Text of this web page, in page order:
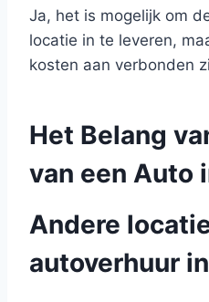
Ja, het is mogelijk om
locatie in te leveren,
kosten aan verbonden
Het Belang
van een Auto
Andere
autoverhuur